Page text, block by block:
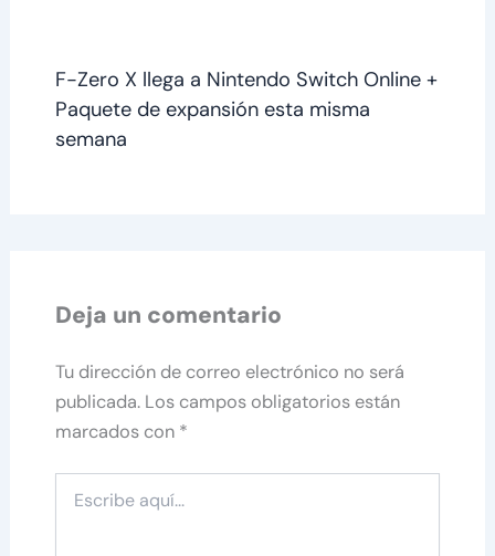
F-Zero X llega a Nintendo Switch Online +
Paquete de expansión esta misma
semana
Deja un comentario
Tu dirección de correo electrónico no será
publicada. Los campos obligatorios están
marcados con *
aquí...